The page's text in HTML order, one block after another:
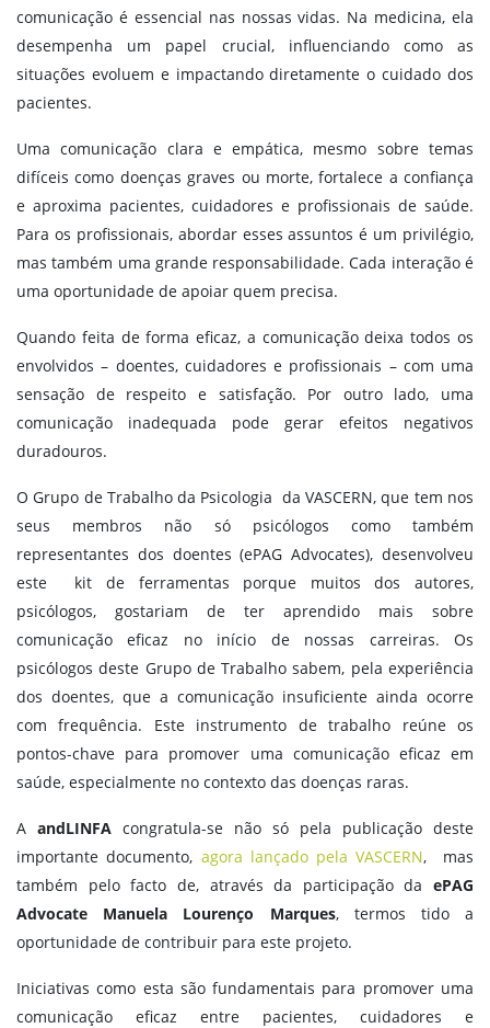
comunicação é essencial nas nossas vidas. Na medicina, ela
desempenha um papel crucial, influenciando como as
situações evoluem e impactando diretamente o cuidado dos
pacientes.
Uma comunicação clara e empática, mesmo sobre temas
difíceis como doenças graves ou morte, fortalece a confiança
e aproxima pacientes, cuidadores e profissionais de saúde.
Para os profissionais, abordar esses assuntos é um privilégio,
mas também uma grande responsabilidade. Cada interação é
uma oportunidade de apoiar quem precisa.
Quando feita de forma eficaz, a comunicação deixa todos os
envolvidos – doentes, cuidadores e profissionais – com uma
sensação de respeito e satisfação. Por outro lado, uma
comunicação inadequada pode gerar efeitos negativos
duradouros.
O Grupo de Trabalho da Psicologia da VASCERN, que tem nos
seus membros não só psicólogos como também
representantes dos doentes (ePAG Advocates), desenvolveu
este kit de ferramentas porque muitos dos autores,
psicólogos, gostariam de ter aprendido mais sobre
comunicação eficaz no início de nossas carreiras. Os
psicólogos deste Grupo de Trabalho sabem, pela experiência
dos doentes, que a comunicação insuficiente ainda ocorre
com frequência. Este instrumento de trabalho reúne os
pontos-chave para promover uma comunicação eficaz em
saúde, especialmente no contexto das doenças raras.
A andLINFA congratula-se não só pela publicação deste
importante documento, agora lançado pela VASCERN, mas
também pelo facto de, através da participação da ePAG
Advocate Manuela Lourenço Marques, termos tido a
oportunidade de contribuir para este projeto.
Iniciativas como esta são fundamentais para promover uma
comunicação eficaz entre pacientes, cuidadores e